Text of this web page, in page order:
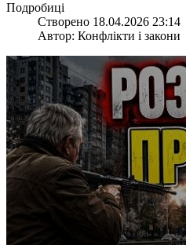
Подробиці
Створено 18.04.2026 23:14
Автор: Конфлікти і закони